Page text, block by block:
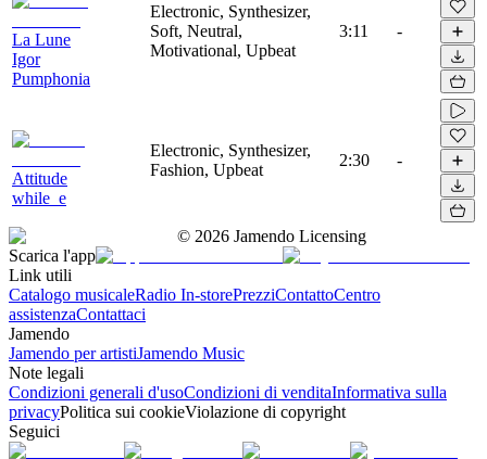
La Lune
Igor
Pumphonia
Electronic, Synthesizer,
Soft, Neutral,
Motivational, Upbeat
3:11 -
Attitude
while_e
Electronic, Synthesizer,
Fashion, Upbeat
2:30 -
© 2026 Jamendo Licensing
Scarica l'app
Link utili
Catalogo musicaleRadio In-storePrezziContattoCentro
assistenzaContattaci
Jamendo
Jamendo per artistiJamendo Music
Note legali
Condizioni generali d'usoCondizioni di venditaInformativa sulla
privacyPolitica sui cookieViolazione di copyright
Seguici